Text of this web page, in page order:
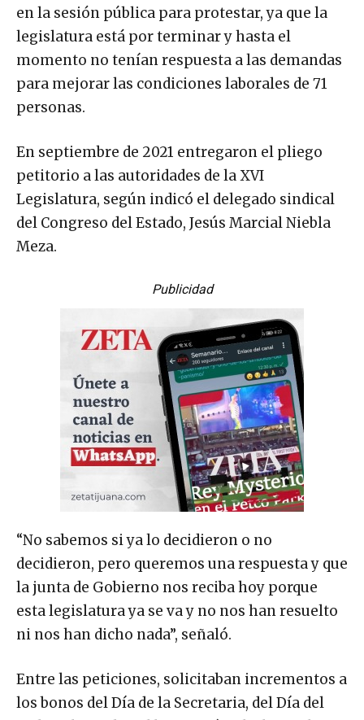
en la sesión pública para protestar, ya que la
legislatura está por terminar y hasta el
momento no tenían respuesta a las demandas
para mejorar las condiciones laborales de 71
personas.
En septiembre de 2021 entregaron el pliego
petitorio a las autoridades de la XVI
Legislatura, según indicó el delegado sindical
del Congreso del Estado, Jesús Marcial Niebla
Meza.
Publicidad
“No sabemos si ya lo decidieron o no
decidieron, pero queremos una respuesta y que
la junta de Gobierno nos reciba hoy porque
esta legislatura ya se va y no nos han resuelto
ni nos han dicho nada”, señaló.
Entre las peticiones, solicitaban incrementos a
los bonos del Día de la Secretaria, del Día del